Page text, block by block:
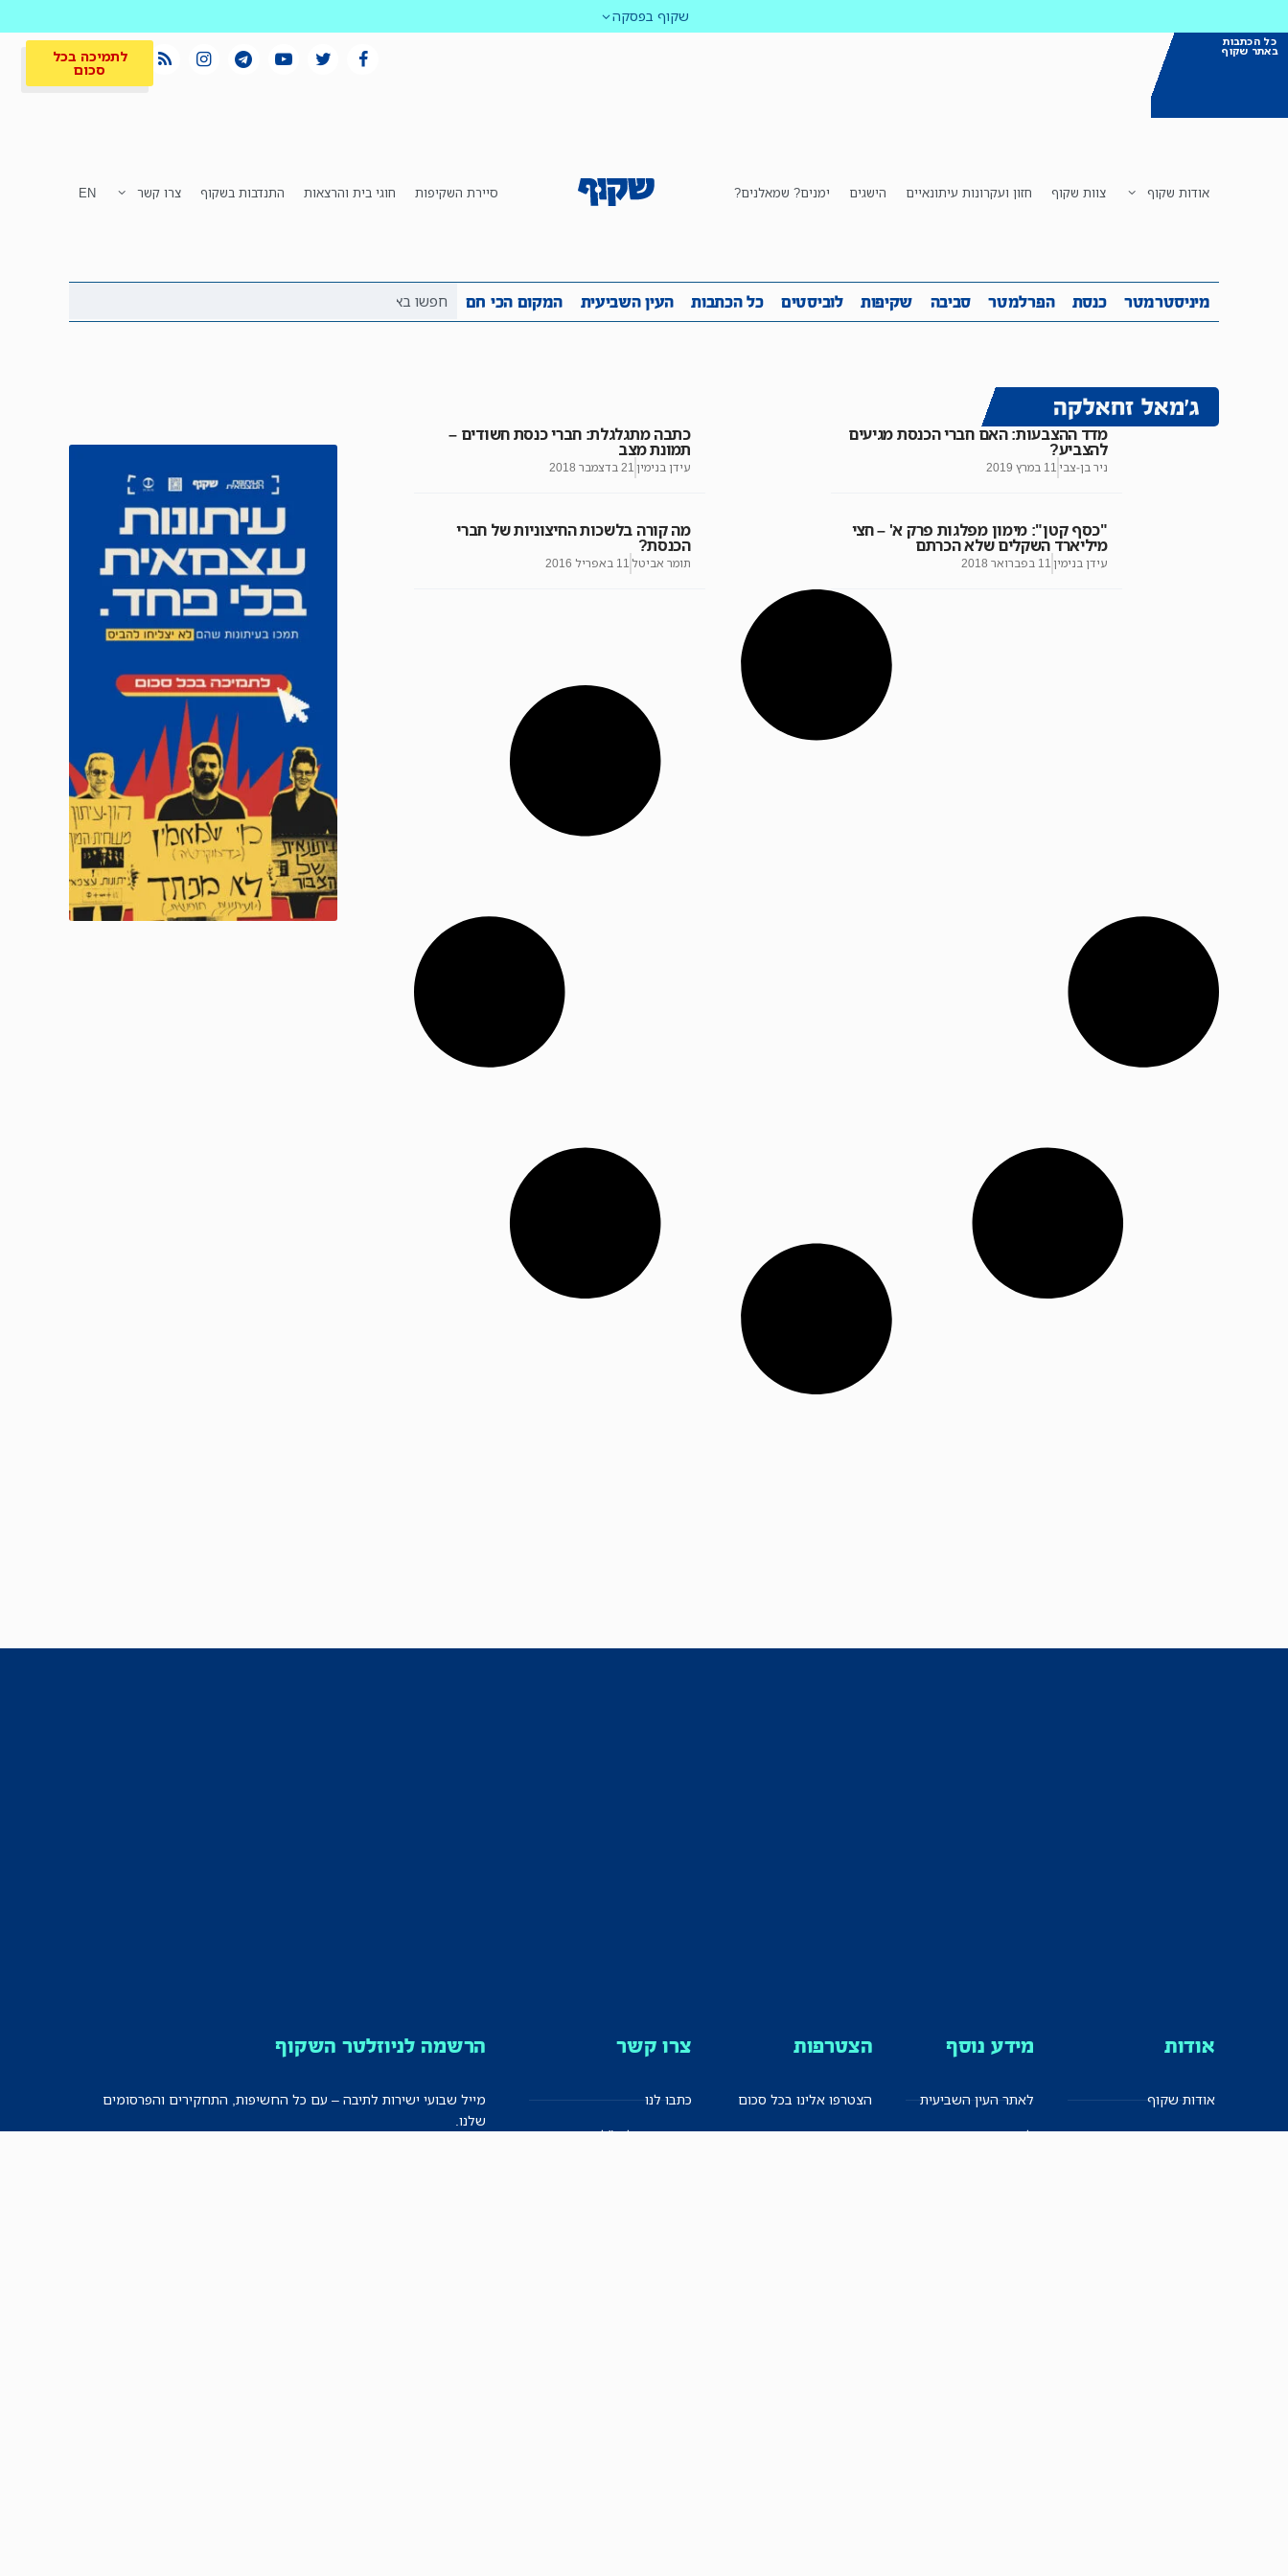
שקוף בפסקה
כל הכתבות
באתר שקוף לתמיכה בכל
סכום
אודות שקוף צוות שקוף חזון ועקרונות עיתונאיים הישגים ימנים? שמאלנים? סיירת השקיפות חוגי בית והרצאות התנדבות בשקוף צרו קשר EN
מיניסטרמטר כנסת הפרלמטר סביבה שקיפות לוביסטים כל הכתבות העין השביעית המקום הכי חם
מיניסטרמטר כנסת הפרלמטר סביבה שקיפות לוביסטים כל הכתבות העין השביעית המקום הכי חם לתמיכה בכל
ג'מאל זחאלקה
מדד ההצבעות: האם חברי הכנסת מגיעים
להצביע?
ניר בן-צבי 11 במרץ 2019
כתבה מתגלגלת: חברי כנסת חשודים –
תמונת מצב
עידן בנימין 21 בדצמבר 2018
"כסף קטן": מימון מפלגות פרק א' – חצי
מיליארד השקלים שלא הכרתם
עידן בנימין 11 בפברואר 2018
מה קורה בלשכות החיצוניות של חברי
הכנסת?
תומר אביטל 11 באפריל 2016
אודות
אודות שקוף
הצוות
מידע נוסף
לאתר העין השביעית
לאתר המקום הכי חם
הצטרפות
הצטרפו אלינו בכל סכום
צרו קשר
כתבו לנו
אזור אישי למו"ל
הרשמה לניוזלטר השקוף
מייל שבועי ישירות לתיבה – עם כל החשיפות, התחקירים והפרסומים
שלנו.